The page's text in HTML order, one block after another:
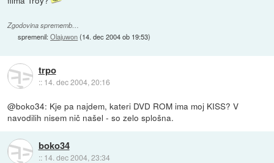
Zgodovina sprememb…
spremenil:Olajuwon(14. dec 2004 ob 19:53)
trpo
:: 14. dec 2004, 20:16
@boko34: Kje pa najdem, kateri DVD ROM ima moj KISS? V
navodilih nisem nič našel - so zelo splošna.
boko34
:: 14. dec 2004, 23:34